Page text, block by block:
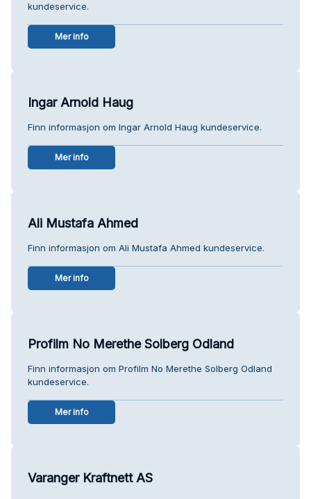
kundeservice.
Mer info
Ingar Arnold Haug
Finn informasjon om Ingar Arnold Haug kundeservice.
Mer info
Ali Mustafa Ahmed
Finn informasjon om Ali Mustafa Ahmed kundeservice.
Mer info
Profilm No Merethe Solberg Odland
Finn informasjon om Profilm No Merethe Solberg Odland
kundeservice.
Mer info
Varanger Kraftnett AS